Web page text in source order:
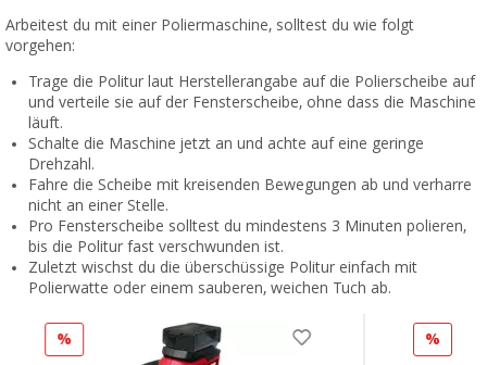
Arbeitest du mit einer Poliermaschine, solltest du wie folgt
vorgehen:
Trage die Politur laut Herstellerangabe auf die Polierscheibe auf
und verteile sie auf der Fensterscheibe, ohne dass die Maschine
läuft.
Schalte die Maschine jetzt an und achte auf eine geringe
Drehzahl.
Fahre die Scheibe mit kreisenden Bewegungen ab und verharre
nicht an einer Stelle.
Pro Fensterscheibe solltest du mindestens 3 Minuten polieren,
bis die Politur fast verschwunden ist.
Zuletzt wischst du die überschüssige Politur einfach mit
Polierwatte oder einem sauberen, weichen Tuch ab.
% %